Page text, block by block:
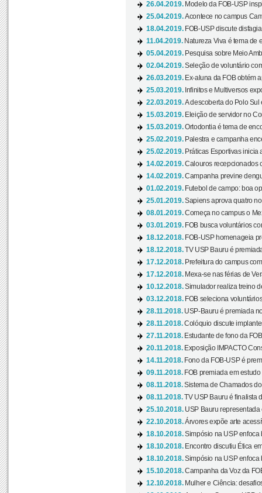
26.04.2019. Modelo da FOB-USP
25.04.2019.Acontece no campus
18.04.2019. FOB-USP discute
11.04.2019. Natureza Viva é tema de
05.04.2019. Pesquisa sobre Meio
02.04.2019.Seleção de voluntário
26.03.2019. Ex-aluna da FOB obtém
25.03.2019. Infinitos e Multiversos
22.03.2019.A descoberta do Polo Sul
15.03.2019. Eleição de servidor no
15.03.2019.Ortodontia é tema de
25.02.2019. Palestra e campanha
25.02.2019. Práticas Esportivas inicia
14.02.2019.Calouros recepcionados
14.02.2019.Campanha previne
01.02.2019. Futebol de campo: boa
25.01.2019.Sapiens aprova quatro
08.01.2019.Começa no campus o
03.01.2019. FOB busca voluntários
18.12.2018. FOB-USP homenageia
18.12.2018.TV USP Bauru é
17.12.2018. Prefeitura do campus
17.12.2018. Mexa-se nas férias de
10.12.2018.Simulador realiza treino
03.12.2018. FOB seleciona
28.11.2018. USP-Bauru é premiada
28.11.2018.Colóquio discute
27.11.2018. Estudante de fono da
20.11.2018. Exposição IMPACTO
14.11.2018. Fono da FOB-USP é
09.11.2018. FOB premiada em estudo
08.11.2018.Sistema de Chamados
08.11.2018.TV USP Bauru é finalista
25.10.2018. USP Bauru representada
22.10.2018.Árvores expõe arte
18.10.2018.Simpósio na USP enfoca
18.10.2018. Encontro discutiu Ética
18.10.2018.Simpósio na USP enfoca
15.10.2018.Campanha da Voz da
12.10.2018. Mulher e Ciência: